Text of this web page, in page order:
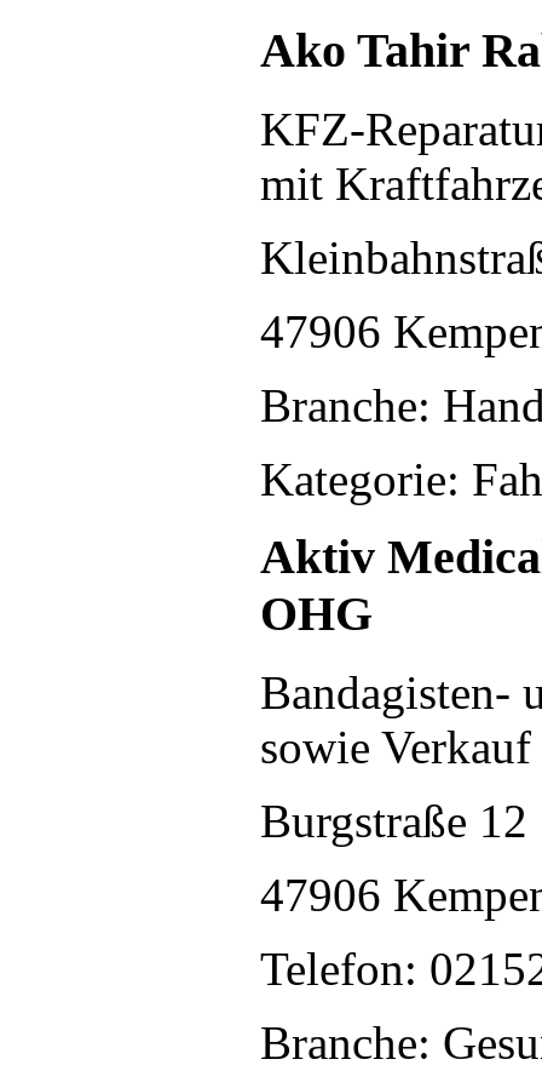
Ako Tahir
KFZ-
mit
47906
Branche:
Kategorie:
Aktiv
OHG
Bandagisten-
sowie
Burgstraße 12
47906
Telefon:
Branche: